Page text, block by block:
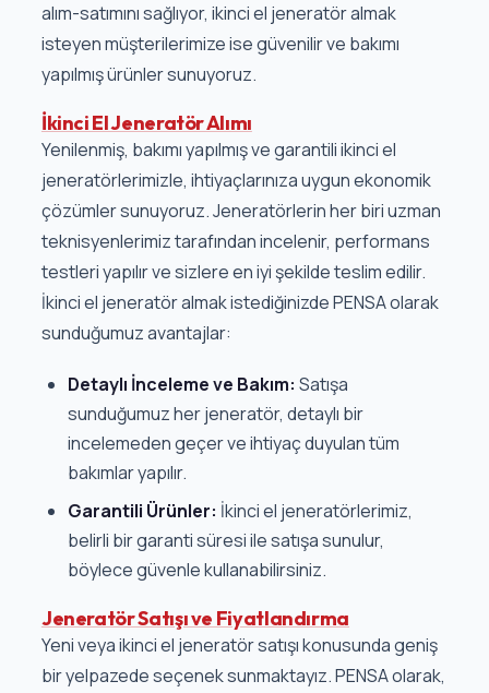
alım-satımını sağlıyor, ikinci el jeneratör almak
isteyen müşterilerimize ise güvenilir ve bakımı
yapılmış ürünler sunuyoruz.
İkinci El Jeneratör Alımı
Yenilenmiş, bakımı yapılmış ve garantili ikinci el
jeneratörlerimizle, ihtiyaçlarınıza uygun ekonomik
çözümler sunuyoruz. Jeneratörlerin her biri uzman
teknisyenlerimiz tarafından incelenir, performans
testleri yapılır ve sizlere en iyi şekilde teslim edilir.
İkinci el jeneratör almak istediğinizde PENSA olarak
sunduğumuz avantajlar:
Detaylı İnceleme ve Bakım: Satışa
sunduğumuz her jeneratör, detaylı bir
incelemeden geçer ve ihtiyaç duyulan tüm
bakımlar yapılır.
Garantili Ürünler: İkinci el jeneratörlerimiz,
belirli bir garanti süresi ile satışa sunulur,
böylece güvenle kullanabilirsiniz.
Jeneratör Satışı ve Fiyatlandırma
Yeni veya ikinci el jeneratör satışı konusunda geniş
bir yelpazede seçenek sunmaktayız. PENSA olarak,